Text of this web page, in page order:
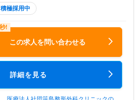
積極採用中
この求人を問い合わせる
詳細を見る